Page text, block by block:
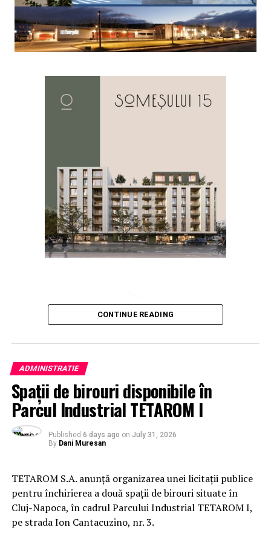
CONTINUE READING
ADMINISTRATIE
Spații de birouri disponibile în
Parcul Industrial TETAROM I
Published 6 days ago on July 31, 2026
By Dani Muresan
TETAROM S.A. anunță organizarea unei licitații publice
pentru închirierea a două spații de birouri situate în
Cluj-Napoca, în cadrul Parcului Industrial TETAROM I,
pe strada Ion Cantacuzino, nr. 3.